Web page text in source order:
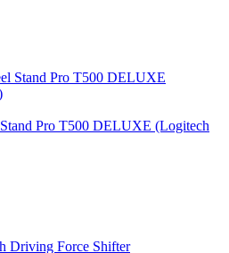
Pro T500 DELUXE (Logitech